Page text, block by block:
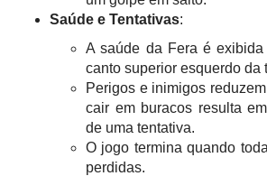
Saúde e Tentativas:
A saúde da Fera é
canto superior esquerdo da
Perigos e inimigos
cair em buracos resulta
de uma tentativa.
O jogo termina quando
perdidas.